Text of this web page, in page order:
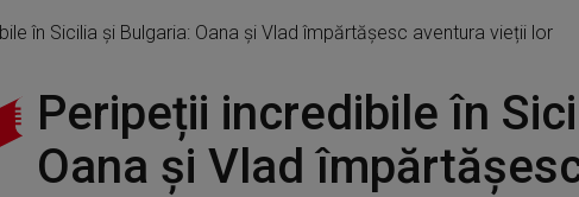
în Sicilia și Bulgaria: Oana și Vlad împărtășesc aventura vieții lor
Peripeții incredibile în
Oana și Vlad